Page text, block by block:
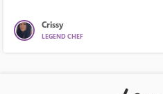
Crissy
LEGEND CHEF